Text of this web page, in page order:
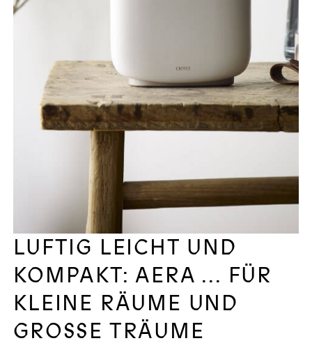
LUFTIG LEICHT UND
KOMPAKT: AERA ... FÜR
KLEINE RÄUME UND
GROSSE TRÄUME